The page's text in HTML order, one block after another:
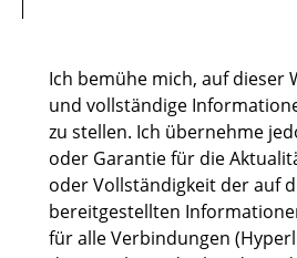
Ich bemühe mich, auf dieser
und vollständige
zu stellen. Ich übernehme
oder Garantie für die
oder Vollständigkeit der auf
bereitgestellten
für alle Verbindungen